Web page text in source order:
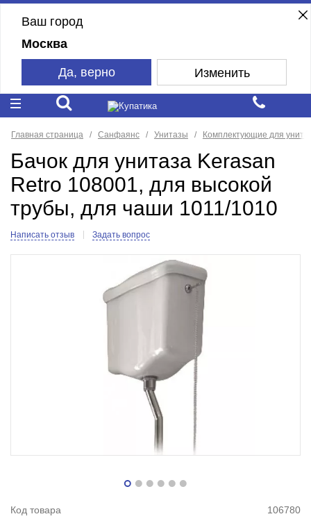
Ваш город
Москва
Да, верно Изменить
Главная страница Санфаянс Унитазы Комплектующие для
Бачок для унитаза Kerasan
Retro 108001, для высокой
трубы, для чаши 1011/1010
Написать отзыв Задать вопрос
Код товара 106780